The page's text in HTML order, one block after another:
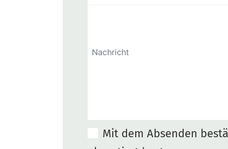
Mit dem Absenden